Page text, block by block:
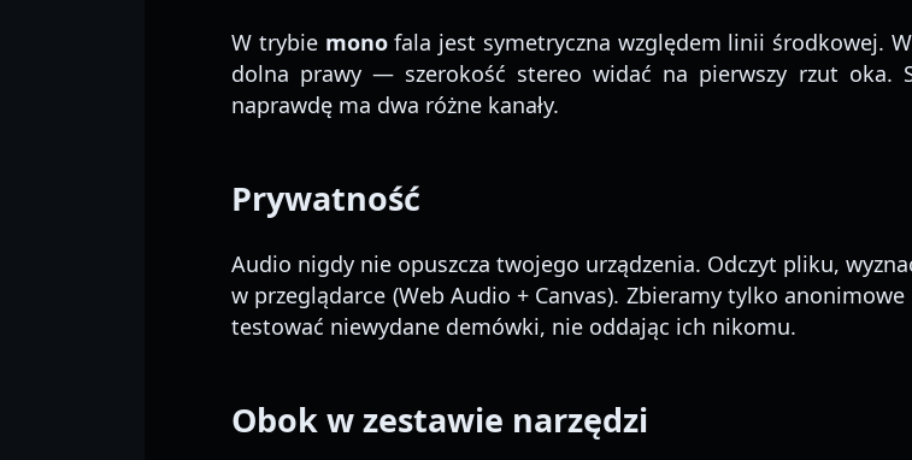
W trybie monofala jest symetryczna względem linii środkowej. W
dolna prawy — szerokość stereo widać na pierwszy rzut oka.
naprawdę ma dwa różne kanały.
Prywatność
Audio nigdy nie opuszcza twojego urządzenia. Odczyt pliku,
w przeglądarce (Web Audio + Canvas). Zbieramy tylko
testować niewydane demówki, nie oddając ich nikomu.
Obok w zestawie narzędzi